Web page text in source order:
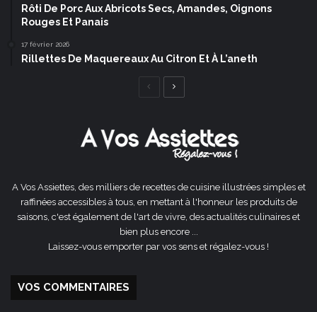
Rôti De Porc Aux Abricots Secs, Amandes, Oignons
Rouges Et Panais
17 février 2026
Rillettes De Maquereaux Au Citron Et À L’aneth
Page
A Vos Assiettes, des milliers de recettes de cuisine illustrées simples et
raffinées accessibles à tous, en mettant à l'honneur les produits de
saisons, c'est également de l'art de vivre, des actualités culinaires et
bien plus encore ...
Laissez-vous emporter par vos sens et régalez-vous !
VOS COMMENTAIRES